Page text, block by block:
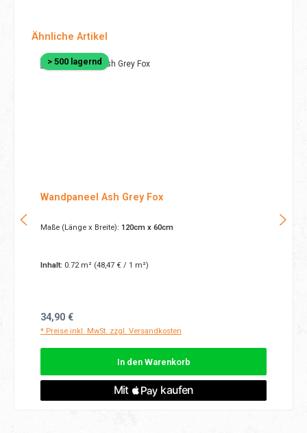
Produktgalerie überspringen
Ähnliche Artikel
> 500 lagernd
Wandpaneel Ash Grey Fox
Maße (Länge x Breite): 120cm x 60cm
Inhalt: 0.72 m² (48,47 € / 1 m²)
Regulärer Preis:
34,90 €
* Preise inkl. MwSt. zzgl. Versandkosten
In den Warenkorb